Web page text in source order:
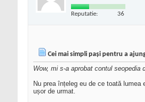
Reputatie: 36
Cei mai simpli pași pentru a
Wow, mi s-a aprobat contul seopedia
Nu prea înțeleg eu de ce toată
ușor de urmat.